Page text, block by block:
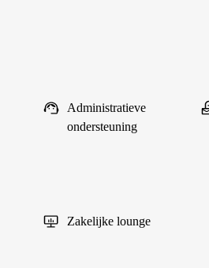
Administratieve
ondersteuning
Zakelijke lounge